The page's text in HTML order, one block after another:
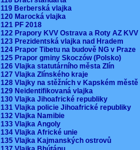
119 Berberská vlajka
120 Marocká vlajka
121 PF 2018
122 Prapory KVV Ostrava a Roty AZ
123 Prezidentská vlajka nad Hradem
124 Prapor Tibetu na budově NG v Praze
125 Prapor gminy Skoczów (Polsko)
126 Vlajka statutárního města Zlín
127 Vlajka Zlínského kraje
128 Vlajky na stěžních v Kapském
129 Neidentifikovaná vlajka
130 Vlajka Jihoafrické republiky
131 Vlajka policie Jihoafrické republiky
132 Vlajka Namibie
133 Vlajka Angoly
134 Vlajka Africké unie
135 Vlajka Kajmanských ostrovů